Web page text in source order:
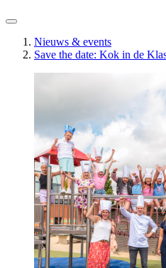
Nieuws & events
Save the date: Kok in de